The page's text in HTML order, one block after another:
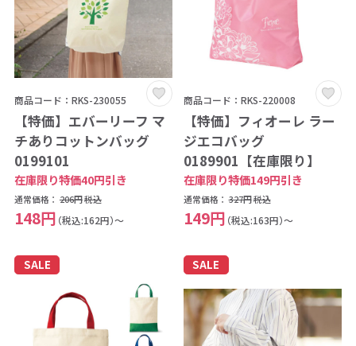
商品コード：RKS-230055
【特価】エバーリーフ マ
チありコットンバッグ
0199101
在庫限り特価40円引き
通常価格： 206円税込
148円 （税込:162円）～
商品コード：RKS-220008
【特価】フィオーレ ラー
ジエコバッグ
0189901【在庫限り】
在庫限り特価149円引き
通常価格： 327円税込
149円 （税込:163円）～
SALE SALE